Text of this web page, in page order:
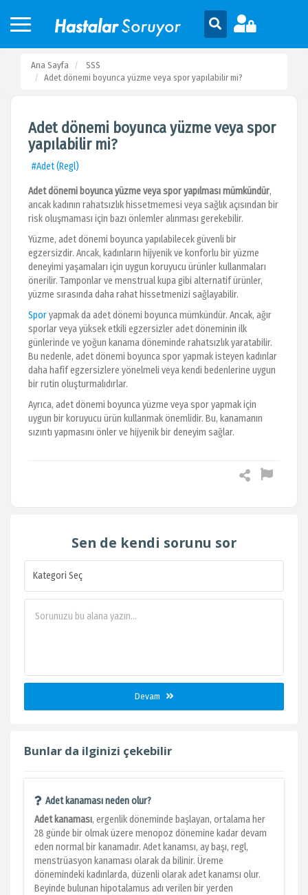
Ana Sayfa
SSS
Adet dönemi boyunca yüzme veya spor yapılabilir mi?
Adet dönemi boyunca yüzme veya spor
yapılabilir mi?
#Adet (Regl)
Adet dönemi boyunca yüzme veya spor yapılması mümkündür,
ancak kadının rahatsızlık hissetmemesi veya sağlık açısından bir
risk oluşmaması için bazı önlemler alınması gerekebilir.
Yüzme, adet dönemi boyunca yapılabilecek güvenli bir
egzersizdir. Ancak, kadınların hijyenik ve konforlu bir yüzme
deneyimi yaşamaları için uygun koruyucu ürünler kullanmaları
önerilir. Tamponlar ve menstrual kupa gibi alternatif ürünler,
yüzme sırasında daha rahat hissetmenizi sağlayabilir.
Sporyapmak da adet dönemi boyunca mümkündür. Ancak, ağır
sporlar veya yüksek etkili egzersizler adet döneminin ilk
günlerinde ve yoğun kanama döneminde rahatsızlık yaratabilir.
Bu nedenle, adet dönemi boyunca spor yapmak isteyen kadınlar
daha hafif egzersizlere yönelmeli veya kendi bedenlerine uygun
bir rutin oluşturmalıdırlar.
Ayrıca, adet dönemi boyunca yüzme veya spor yapmak için
uygun bir koruyucu ürün kullanmak önemlidir. Bu, kanamanın
sızıntı yapmasını önler ve hijyenik bir deneyim sağlar.
Sen de kendi sorunu sor
Devam
Bunlar da ilginizi çekebilir
Adet kanaması neden olur?
Adet kanaması, ergenlik döneminde başlayan, ortalama her
28 günde bir olmak üzere menopoz dönemine kadar devam
eden normal bir kanamadır. Adet kanamsı, ay başı, regl,
menstrüasyon kanaması olarak da bilinir. Üreme
dönemindeki kadınlarda, düzenli olarak adet kanamsı olur.
Beyinde bulunan hipotalamus adı verilen bir yerden